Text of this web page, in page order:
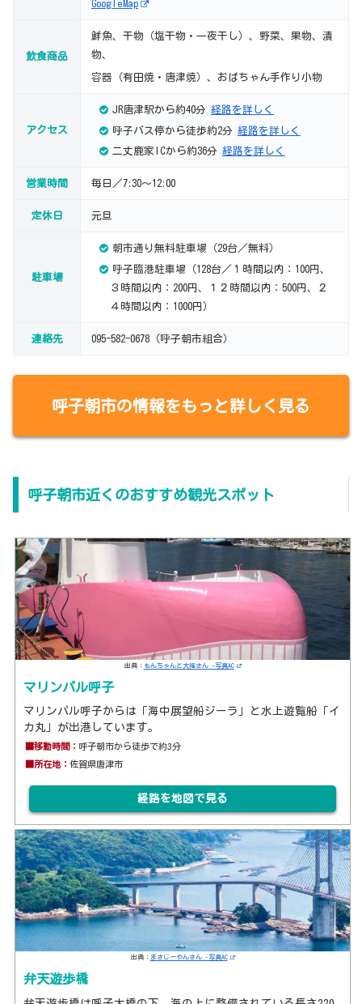
GoogleMap
飲食商品
鮮魚、干物（塩干物・一夜干し）、野菜、果物、漬
物、
容器（有田焼・唐津焼）、おばちゃん手作り小物
アクセス
JR唐津駅から約40分 経路を詳しく
呼子バス停から徒歩約2分 経路を詳しく
二丈鹿家ICから約36分 経路を詳しく
営業時間 毎日／7:30～12:00
定休日 元旦
駐車場
朝市通り無料駐車場（29台／無料）
呼子臨港駐車場（128台／１時間以内：100円、
３時間以内：200円、１２時間以内：500円、２
４時間以内：1000円）
連絡先 095-582-0678（呼子朝市組合）
呼子朝市の情報をもっと詳しく見る
呼子朝市近くのおすすめ観光スポット
出典： もんちゃんと大福さん -写真AC
マリンパル呼子
マリンパル呼子からは「海中展望船ジーラ」と水上遊覧船「イ
カ丸」が出港しています。
■移動時間： 呼子朝市から徒歩で約3分
■所在地：佐賀県唐津市
経路を地図で見る
出典： まさじーやんさん -写真AC
弁天遊歩橋